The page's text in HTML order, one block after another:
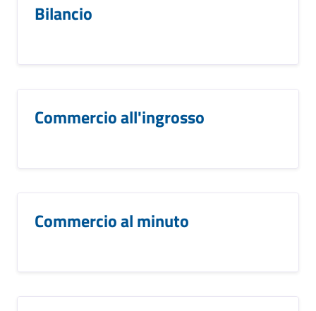
Bilancio
Commercio all'ingrosso
Commercio al minuto